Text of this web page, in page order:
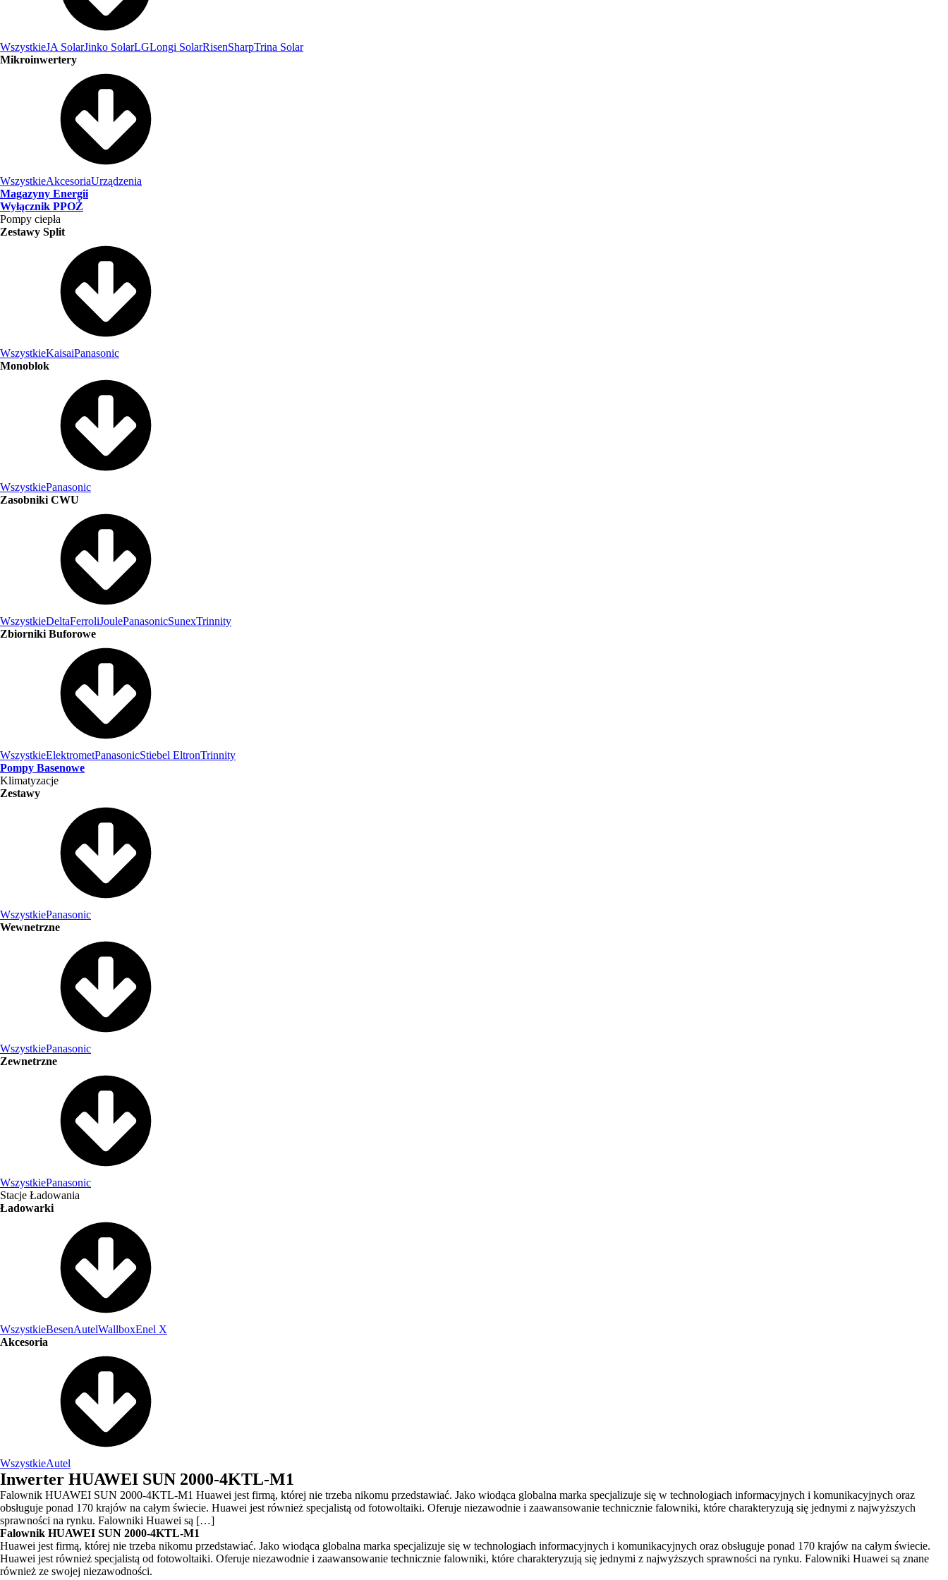
WszystkieJA SolarJinko SolarLGLongi SolarRisenSharpTrina Solar
Mikroinwertery
WszystkieAkcesoriaUrządzenia
Magazyny Energii
Wyłącznik PPOŻ
Pompy ciepła
Zestawy Split
WszystkieKaisaiPanasonic
Monoblok
WszystkiePanasonic
Zasobniki CWU
WszystkieDeltaFerroliJoulePanasonicSunexTrinnity
Zbiorniki Buforowe
WszystkieElektrometPanasonicStiebel EltronTrinnity
Pompy Basenowe
Klimatyzacje
Zestawy
WszystkiePanasonic
Wewnetrzne
WszystkiePanasonic
Zewnetrzne
WszystkiePanasonic
Stacje Ładowania
Ładowarki
WszystkieBesenAutelWallboxEnel X
Akcesoria
WszystkieAutel
Inwerter HUAWEI SUN 2000-4KTL-M1
Falownik HUAWEI SUN 2000-4KTL-M1 Huawei jest firmą, której nie trzeba nikomu przedstawiać. Jako wiodąca globalna marka specjalizuje się w technologiach informacyjnych i komunikacyjnych oraz
obsługuje ponad 170 krajów na całym świecie. Huawei jest również specjalistą od fotowoltaiki. Oferuje niezawodnie i zaawansowanie technicznie falowniki, które charakteryzują się jednymi z najwyższych
sprawności na rynku. Falowniki Huawei są […]
Falownik HUAWEI SUN 2000-4KTL-M1
Huawei jest firmą, której nie trzeba nikomu przedstawiać. Jako wiodąca globalna marka specjalizuje się w technologiach informacyjnych i komunikacyjnych oraz obsługuje ponad 170 krajów na całym świecie.
Huawei jest również specjalistą od fotowoltaiki. Oferuje niezawodnie i zaawansowanie technicznie falowniki, które charakteryzują się jednymi z najwyższych sprawności na rynku. Falowniki Huawei są znane
również ze swojej niezawodności.